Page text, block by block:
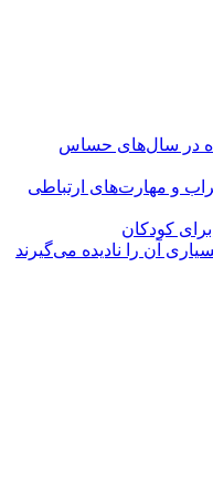
در سال‌های حساس
و مهارت‌های ارتباطی
کودکان